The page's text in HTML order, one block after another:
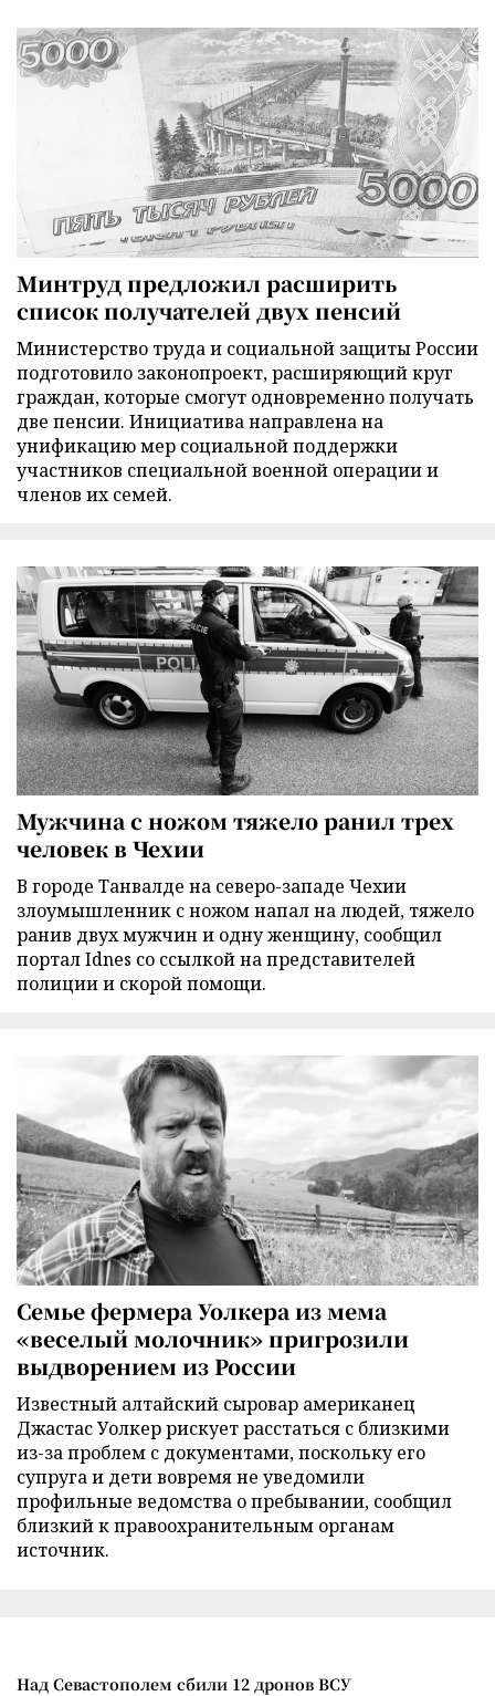
Минтруд предложил расширить
список получателей двух пенсий
Министерство труда и социальной защиты России
подготовило законопроект, расширяющий круг
граждан, которые смогут одновременно получать
две пенсии. Инициатива направлена на
унификацию мер социальной поддержки
участников специальной военной операции и
членов их семей.
Мужчина с ножом тяжело ранил трех
человек в Чехии
В городе Танвалде на северо-западе Чехии
злоумышленник с ножом напал на людей, тяжело
ранив двух мужчин и одну женщину, сообщил
портал Idnes со ссылкой на представителей
полиции и скорой помощи.
Семье фермера Уолкера из мема
«веселый молочник» пригрозили
выдворением из России
Известный алтайский сыровар американец
Джастас Уолкер рискует расстаться с близкими
из-за проблем с документами, поскольку его
супруга и дети вовремя не уведомили
профильные ведомства о пребывании, сообщил
близкий к правоохранительным органам
источник.
Над Севастополем сбили 12 дронов ВСУ